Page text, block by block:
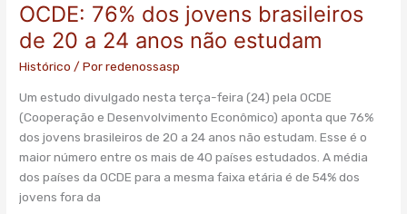
OCDE: 76% dos jovens brasileiros
de 20 a 24 anos não estudam
Histórico / Porredenossasp
Um estudo divulgado nesta terça-feira (24) pela OCDE
(Cooperação e Desenvolvimento Econômico) aponta que 76%
dos jovens brasileiros de 20 a 24 anos não estudam. Esse é o
maior número entre os mais de 40 países estudados. A média
dos países da OCDE para a mesma faixa etária é de 54% dos
jovens fora da
OCDE:
76%
dos
jovens
de